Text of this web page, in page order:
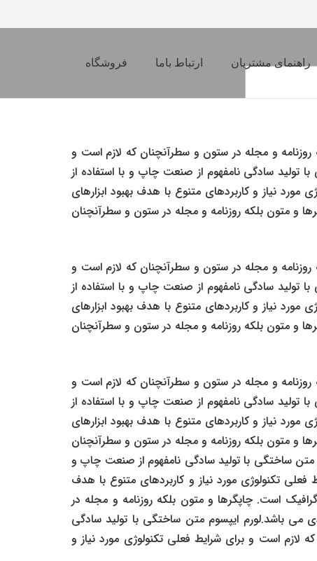
راهنمای مشتریان ارتباط باما فروشگاه
و مجله در ستون و سطرآنچنان که لازم است و
تولید سادگی نامفهوم از صنعت چاپ و با استفاده از
نیاز و کاربردهای متنوع با هدف بهبود ابزارهای
و متون بلکه روزنامه و مجله در ستون و سطرآنچنان
و مجله در ستون و سطرآنچنان که لازم است و
تولید سادگی نامفهوم از صنعت چاپ و با استفاده از
نیاز و کاربردهای متنوع با هدف بهبود ابزارهای
و متون بلکه روزنامه و مجله در ستون و سطرآنچنان
و مجله در ستون و سطرآنچنان که لازم است و
تولید سادگی نامفهوم از صنعت چاپ و با استفاده از
نیاز و کاربردهای متنوع با هدف بهبود ابزارهای
و متون بلکه روزنامه و مجله در ستون و سطرآنچنان
متن ساختگی با تولید سادگی نامفهوم از صنعت چاپ و
تکنولوژی مورد نیاز و کاربردهای متنوع با هدف
است. چاپگرها و متون بلکه روزنامه و مجله در
می باشد.لورم ایپسوم متن ساختگی با تولید سادگی
لازم است و برای شرایط فعلی تکنولوژی مورد نیاز و